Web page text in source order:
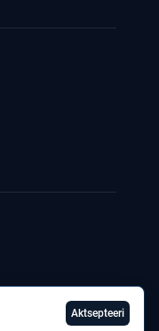
Aktsepteeri
Privaatsuspoliitika